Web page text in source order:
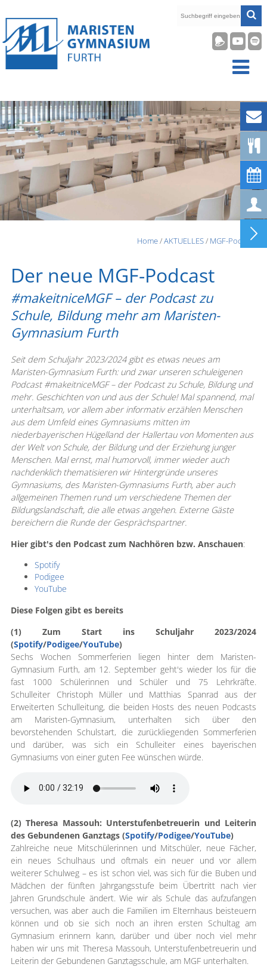





Home/AKTUELLES/ MGF-Podcast
Der neue MGF-Podcast
#makeitniceMGF – der Podcast zu
Schule, Bildung mehr am Maristen-
Gymnasium Furth
Seit dem Schuljahr 2023/2024 gibt es etwas neues am
Maristen-Gymnasium Furth: und zwar unseren schuleigenen
Podcast #makeitniceMGF – der Podcast zu Schule, Bildung und
mehr. Geschichten von und aus der Schule! Mal spannend, mal
unterhaltsam, vor allem aber informativ erzählen Menschen
aus dem Umfeld eines Gymnasiums mitten im
niederbayerischen Hügelland der Hallertau von Momenten aus
der Welt von Schule, der Bildung und der Erziehung junger
Menschen. Mal ernst, mal humorvoll, immer wieder auch
nachdenklich thematisieren wir Hintergründe unseres
Gymnasiums, des Maristen-Gymnasiums Furth, aber auch
allgemeinen Themen rund um verschiedene Themen der
Bildungslandschaft, die alle etwas angehen. Externe Gäste
bereichern die Runde der Gesprächspartner.
Hier gibt's den Podcast zum Nachhören bzw. Anschauen:
Spotify
Podigee
YouTube
Diese Folgen gibt es bereits
(1) Zum Start ins Schuljahr 2023/2024
(Spotify/Podigee/YouTube)
Sechs Wochen Sommerferien liegen hinter dem Maristen-
Gymnasium Furth, am 12. September geht's wieder los für die
fast 1000 Schülerinnen und Schüler und 75 Lehrkräfte.
Schulleiter Christoph Müller und Matthias Spanrad aus der
Erweiterten Schulleitung, die beiden Hosts des neuen Podcasts
am Maristen-Gymnasium, unterhalten sich über den
bevorstehenden Schulstart, die zurückliegenden Sommerferien
und darüber, was sich ein Schulleiter eines bayerischen
Gymnasiums von einer guten Fee wünschen würde.
(2) Theresa Massouh: Unterstufenbetreuerin und Leiterin
des Gebundenen Ganztags (Spotify/Podigee/YouTube)
Zahlreiche neue Mitschülerinnen und Mitschüler, neue Fächer,
ein neues Schulhaus und oftmals ein neuer und vor allem
weiterer Schulweg – es ist schon viel, was sich für die Buben und
Mädchen der fünften Jahrgangsstufe beim Übertritt nach vier
Jahren Grundschule ändert. Wie wir als Schule das aufzufangen
versuchen, was aber auch die Familien im Elternhaus beisteuern
können und ob sie sich noch an ihren ersten Schultag am
Gymnasium erinnern kann, darüber und über noch viel mehr
haben wir uns mit Theresa Massouh, Unterstufenbetreuerin und
Leiterin der Gebundenen Ganztagsschule, am MGF unterhalten.




